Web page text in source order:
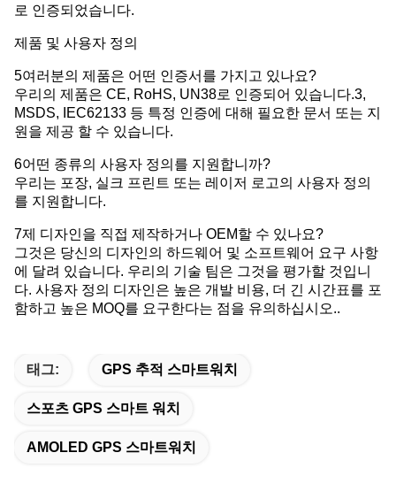
로 인증되었습니다.
제품 및 사용자 정의
5여러분의 제품은 어떤 인증서를 가지고 있나요?
우리의 제품은 CE, RoHS, UN38로 인증되어 있습니다.3,
MSDS, IEC62133 등 특정 인증에 대해 필요한 문서 또는 지
원을 제공 할 수 있습니다.
6어떤 종류의 사용자 정의를 지원합니까?
우리는 포장, 실크 프린트 또는 레이저 로고의 사용자 정의
를 지원합니다.
7제 디자인을 직접 제작하거나 OEM할 수 있나요?
그것은 당신의 디자인의 하드웨어 및 소프트웨어 요구 사항
에 달려 있습니다. 우리의 기술 팀은 그것을 평가할 것입니
다. 사용자 정의 디자인은 높은 개발 비용, 더 긴 시간표를 포
함하고 높은 MOQ를 요구한다는 점을 유의하십시오..
태그: GPS 추적 스마트워치
스포츠 GPS 스마트 워치
AMOLED GPS 스마트워치